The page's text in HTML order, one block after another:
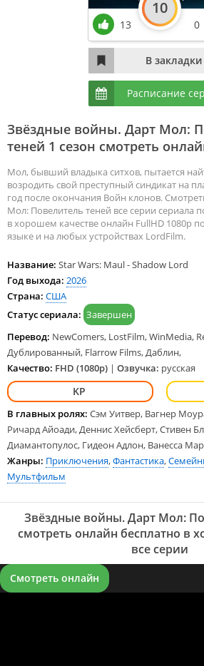
Звёздные войны. Дарт Мол:
теней 1 сезон смотреть
Мол, бывший владыка ситхов, пытается
возродить свой преступный синдикат на
год после окончания Войн клонов.
Мол: Повелитель теней все серии сериала
в хорошем качестве онлайн FullHD 1080p
языке и на любых устройствах LordFilm.
Название: Star Wars: Maul - Shadow Lord
Год выхода: 2026
Страна: США
Статус сериала: Завершен
Перевод: NewComers, LostFilm, WinMedia,
Дублированный, Flarrow Films, Даблин,
Качество: FHD (1080p) | Озвучка: русская
В главных ролях: Сэм Уитвер, Вагнер
Ричард Айоади, Деннис Хейсберт, Стивен
Диамантопулос, Гидеон Адлон, Ванесса
Жанры: Приключения,Фантастика,
Мультфильм
13
10
0
Расписание
Звёздные войны. Дарт Мол:
смотреть онлайн бесплатно в
все серии
Смотреть онлайн